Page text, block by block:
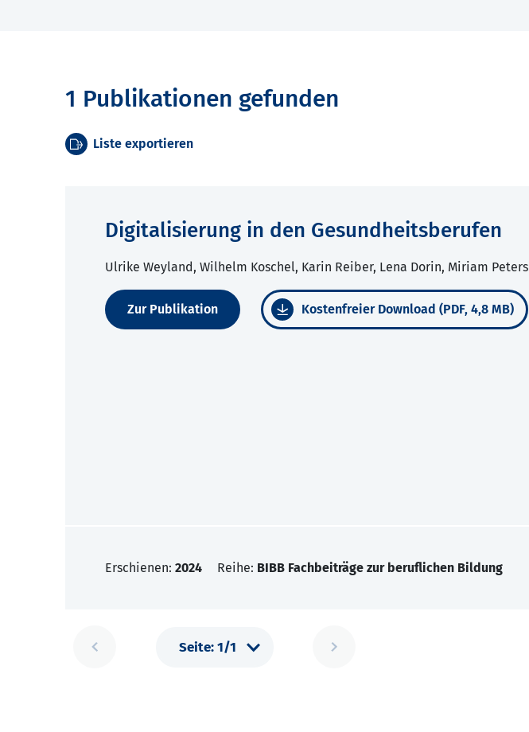
1 Publikationen gefunden
Liste exportieren
Digitalisierung in den Gesundheitsberufen
Ulrike Weyland, Wilhelm Koschel, Karin Reiber, Lena Dorin, Miriam Peters
Zur Publikation Kostenfreier Download (PDF, 4,8 MB)
Erschienen: 2024 Reihe: BIBB Fachbeiträge zur beruflichen Bildung